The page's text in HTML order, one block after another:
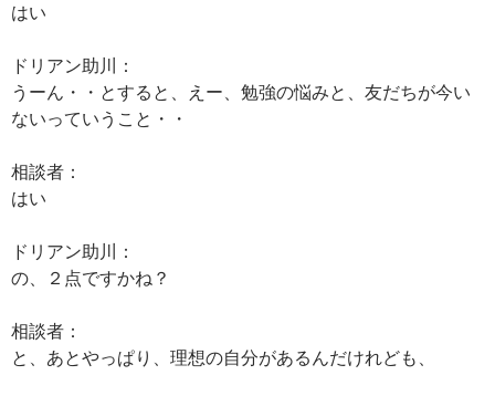
はい
ドリアン助川：
うーん・・とすると、えー、勉強の悩みと、友だちが今い
ないっていうこと・・
相談者：
はい
ドリアン助川：
の、２点ですかね？
相談者：
と、あとやっぱり、理想の自分があるんだけれども、